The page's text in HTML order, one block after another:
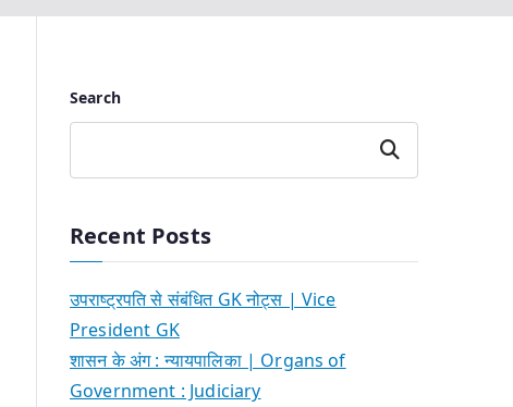
Search
Search
Recent Posts
उपराष्ट्रपति से संबंधित GK नोट्स | Vice
President GK
शासन के अंग : न्यायपालिका | Organs of
Government : Judiciary